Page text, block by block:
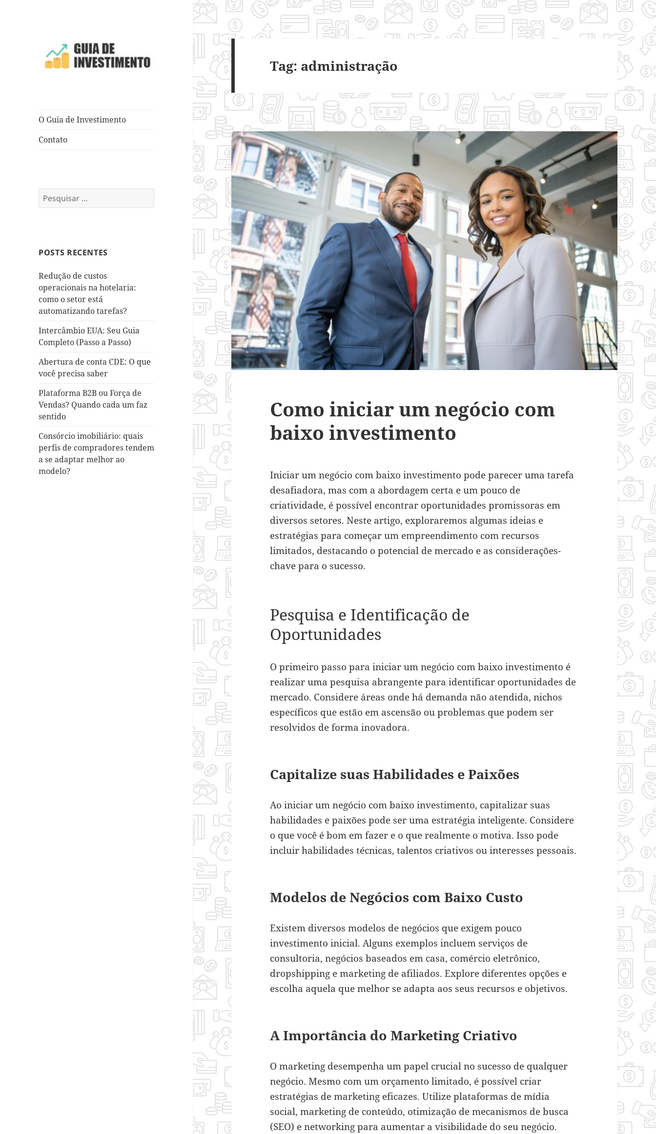
O Guia de Investimento
Contato
Pesquisar
por:
POSTS RECENTES
Redução de custos
operacionais na hotelaria:
como o setor está
automatizando tarefas?
Intercâmbio EUA: Seu Guia
Completo (Passo a Passo)
Abertura de conta CDE: O que
você precisa saber
Plataforma B2B ou Força de
Vendas? Quando cada um faz
sentido
Consórcio imobiliário: quais
perfis de compradores tendem
a se adaptar melhor ao
modelo?
Tag: administração
Como iniciar um negócio com
baixo investimento
Iniciar um negócio com baixo investimento pode parecer uma tarefa
desafiadora, mas com a abordagem certa e um pouco de
criatividade, é possível encontrar oportunidades promissoras em
diversos setores. Neste artigo, exploraremos algumas ideias e
estratégias para começar um empreendimento com recursos
limitados, destacando o potencial de mercado e as considerações-
chave para o sucesso.
Pesquisa e Identificação de
Oportunidades
O primeiro passo para iniciar um negócio com baixo investimento é
realizar uma pesquisa abrangente para identificar oportunidades de
mercado. Considere áreas onde há demanda não atendida, nichos
específicos que estão em ascensão ou problemas que podem ser
resolvidos de forma inovadora.
Capitalize suas Habilidades e Paixões
Ao iniciar um negócio com baixo investimento, capitalizar suas
habilidades e paixões pode ser uma estratégia inteligente. Considere
o que você é bom em fazer e o que realmente o motiva. Isso pode
incluir habilidades técnicas, talentos criativos ou interesses pessoais.
Modelos de Negócios com Baixo Custo
Existem diversos modelos de negócios que exigem pouco
investimento inicial. Alguns exemplos incluem serviços de
consultoria, negócios baseados em casa, comércio eletrônico,
dropshipping e marketing de afiliados. Explore diferentes opções e
escolha aquela que melhor se adapta aos seus recursos e objetivos.
A Importância do Marketing Criativo
O marketing desempenha um papel crucial no sucesso de qualquer
negócio. Mesmo com um orçamento limitado, é possível criar
estratégias de marketing eficazes. Utilize plataformas de mídia
social, marketing de conteúdo, otimização de mecanismos de busca
(SEO) e networking para aumentar a visibilidade do seu negócio.